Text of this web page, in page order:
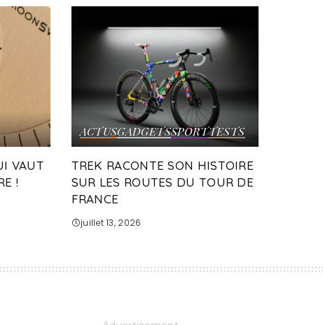
VAUT
!
ACTUSGADGETSSPORTTESTS
TREK RACONTE SON HISTOIRE
SUR LES ROUTES DU TOUR DE
FRANCE
juillet 13, 2026